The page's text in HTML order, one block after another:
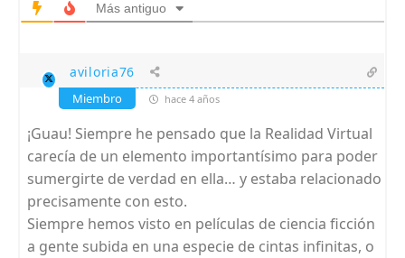
Más antiguo
aviloria76
Miembro hace 4 años
¡Guau! Siempre he pensado que la Realidad Virtual
carecía de un elemento importantísimo para poder
sumergirte de verdad en ella… y estaba relacionado
precisamente con esto.
Siempre hemos visto en películas de ciencia ficción
a gente subida en una especie de cintas infinitas, o